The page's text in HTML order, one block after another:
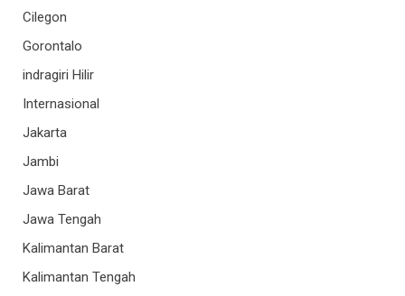
Cilegon
Gorontalo
indragiri Hilir
Internasional
Jakarta
Jambi
Jawa Barat
Jawa Tengah
Kalimantan Barat
Kalimantan Tengah